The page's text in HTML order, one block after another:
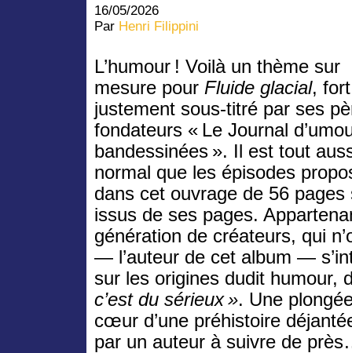
16/05/2026
Par Henri Filippini
L’humour ! Voilà un thème sur
mesure pour Fluide glacial, fort
justement sous-titré par ses
fondateurs « Le Journal
bandessinées ». Il est tout
normal que les épisodes
dans cet ouvrage de 56 pages
issus de ses pages.
génération de créateurs, qui
— l’auteur de cet album —
sur les origines dudit humour,
c’est du sérieux ». Une
cœur d’une préhistoire
par un auteur à suivre de